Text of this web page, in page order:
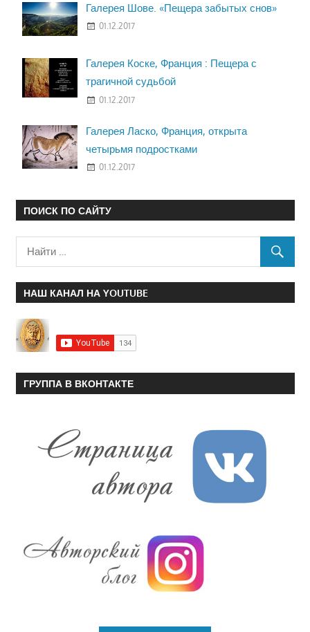
Галерея Шове. «Пещера забытых снов»
01.12.2017
Галерея Коске, Франция : Пещера с
трагичной судьбой
01.12.2017
Галерея Ласко, Франция, открыта
четырьмя подростками
01.12.2017
ПОИСК ПО САЙТУ
НАШ КАНАЛ НА YOUTUBE
ГРУППА В ВКОНТАКТЕ